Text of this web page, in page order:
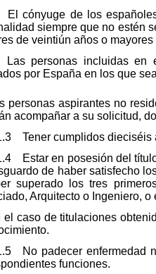
cónyuge de los
siempre que no estén
de veintiún años o
personas incluidas en
por España en los que
personas aspirantes no
acompañar a su solicitud,
Tener cumplidos dieciséis
Estar en posesión del
de haber satisfecho
superado los tres
Arquitecto o Ingeniero,
el caso de titulaciones
No padecer enfermedad
funciones.